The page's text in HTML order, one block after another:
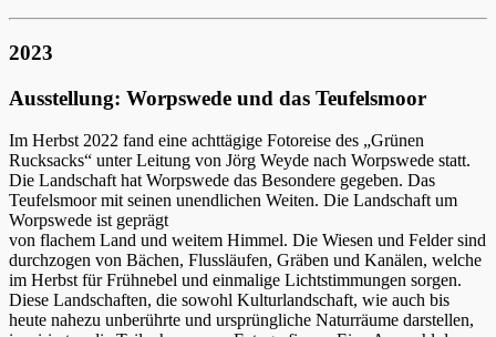
2023
Ausstellung: Worpswede und das Teufelsmoor
Im Herbst 2022 fand eine achttägige Fotoreise des „Grünen
Rucksacks“ unter Leitung von Jörg Weyde nach Worpswede statt.
Die Landschaft hat Worpswede das Besondere gegeben. Das
Teufelsmoor mit seinen unendlichen Weiten. Die Landschaft um
Worpswede ist geprägt
von flachem Land und weitem Himmel. Die Wiesen und Felder sind
durchzogen von Bächen, Flussläufen, Gräben und Kanälen, welche
im Herbst für Frühnebel und einmalige Lichtstimmungen sorgen.
Diese Landschaften, die sowohl Kulturlandschaft, wie auch bis
heute nahezu unberührte und ursprüngliche Naturräume darstellen,